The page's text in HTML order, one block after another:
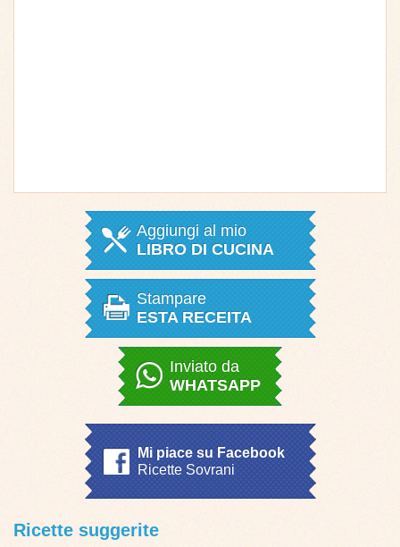
Aggiungi al mio
LIBRO DI CUCINA
Stampare
ESTA RECEITA
Inviato da
WHATSAPP
Mi piace su Facebook
Ricette Sovrani
Ricette suggerite